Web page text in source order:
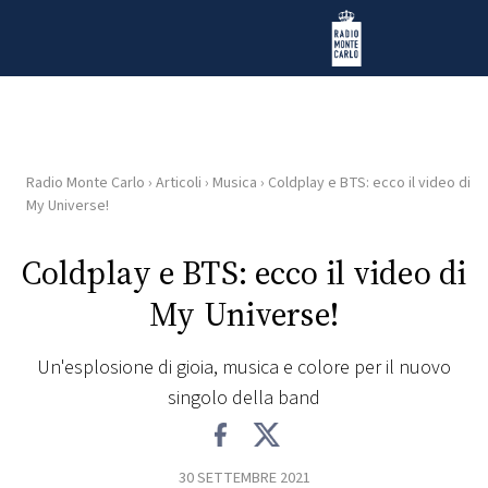
Radio Monte Carlo
HOME
RADIO
Radio Monte Carlo › Articoli › Musica › Coldplay e BTS: ecco il video di
My Universe!
Coldplay e BTS: ecco il video di
My Universe!
Un'esplosione di gioia, musica e colore per il nuovo
singolo della band
30 SETTEMBRE 2021